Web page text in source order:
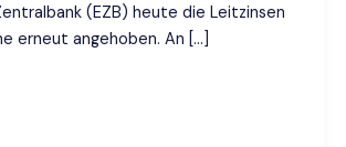
(EZB) heute die Leitzinsen
erneut angehoben. An […]